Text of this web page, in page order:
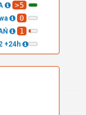
>5
0
1
+24h